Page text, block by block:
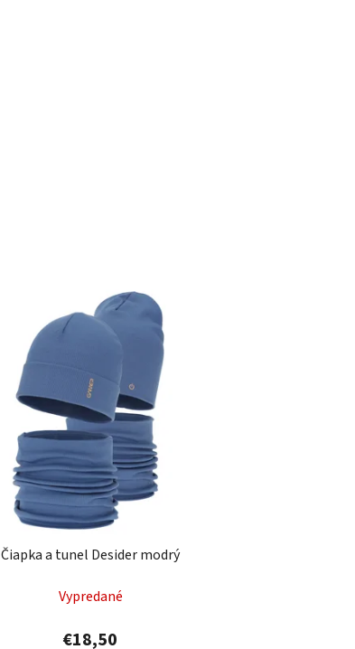
Čiapka a tunel Desider modrý
Vypredané
€18,50